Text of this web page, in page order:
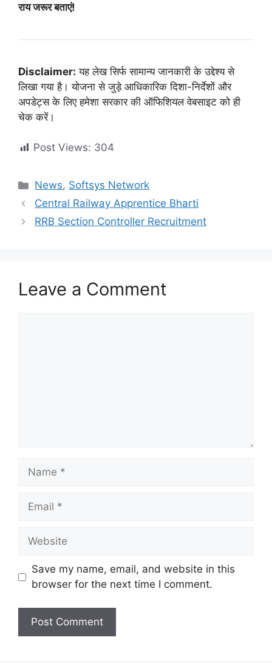
राय जरूर बताएं!
Disclaimer: यह लेख सिर्फ सामान्य जानकारी के उद्देश्य से
लिखा गया है। योजना से जुड़े आधिकारिक दिशा-निर्देशों और
अपडेट्स के लिए हमेशा सरकार की ऑफिशियल वेबसाइट को ही
चेक करें।
Post Views: 304
Categories
News, Softsys Network
Central Railway Apprentice Bharti
RRB Section Controller Recruitment
Leave a Comment
Name
Email
Website
Save my name, email, and website in this
browser for the next time I comment.